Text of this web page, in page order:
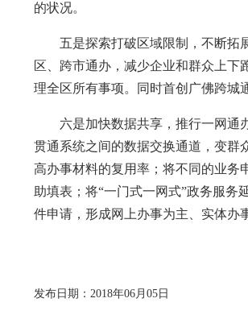
的状况。
五是探索打破区域限制，不断拓展
区、跨市通办，减少企业和群众上
理全区所有事项。同时首创广佛跨城
六是加快数据共享，推行一网通办
贯通系统之间的数据交换通道，变群
高办事材料的复用率；将不同的业务
助填表；将“一门式一网式”政务服务
件申请，形成网上办事为主、实体办
发布日期：2018年06月05日